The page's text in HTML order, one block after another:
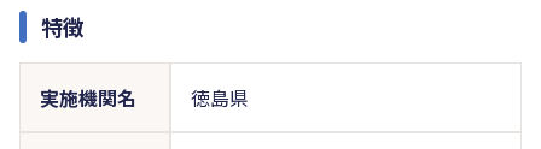
特徴
実施機関名 徳島県